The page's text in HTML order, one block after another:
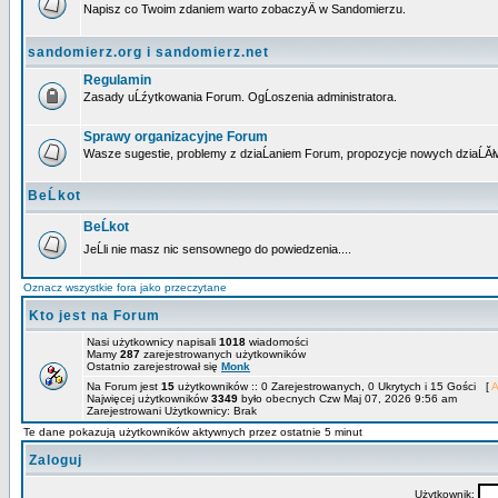
Napisz co Twoim zdaniem warto zobaczyÄ w Sandomierzu.
sandomierz.org i sandomierz.net
Regulamin
Zasady uĹźytkowania Forum. OgĹoszenia administratora.
Sprawy organizacyjne Forum
Wasze sugestie, problemy z dziaĹaniem Forum, propozycje nowych
BeĹkot
BeĹkot
JeĹli nie masz nic sensownego do powiedzenia....
Oznacz wszystkie fora jako przeczytane
Kto jest na Forum
Nasi użytkownicy napisali 1018 wiadomości
Mamy 287 zarejestrowanych użytkowników
Ostatnio zarejestrował się Monk
Na Forum jest 15 użytkowników :: 0 Zarejestrowanych, 0 Ukrytych i 15 Gości [
Najwięcej użytkowników3349 było obecnych Czw Maj 07, 2026 9:56 am
Zarejestrowani Użytkownicy: Brak
Te dane pokazują użytkowników aktywnych przez ostatnie 5 minut
Zaloguj
Użytkownik: